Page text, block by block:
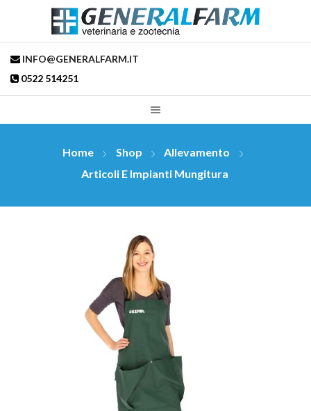
INFO@GENERALFARM.IT
0522 514251
Home Shop
Allevamento
Articoli E Impianti Mungitura